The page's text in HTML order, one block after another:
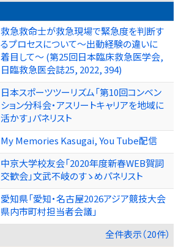
救急救命士が救急現場で緊急度を判断す
るプロセスについて～出動経験の違いに
着目して～ (第25回日本臨床救急医学会,
日臨救急医会誌25, 2022, 394)
日本スポーツツーリズム「第10回コンベン
ション分科会・アスリートキャリアを地域に
活かす」パネリスト
My Memories Kasugai, You Tube配信
中京大学校友会「2020年度新春WEB賀詞
交歓会」文武不岐のすゝめパネリスト
愛知県「愛知・名古屋2026アジア競技大会
県内市町村担当者会議」
全件表示（20件）